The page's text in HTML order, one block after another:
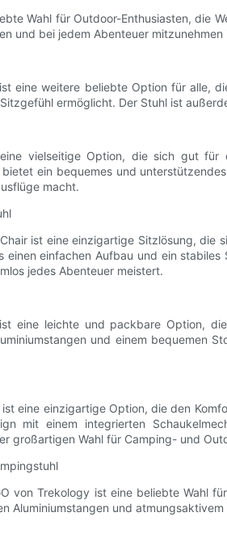
Wahl für Outdoor-Enthusiasten, die
und bei jedem Abenteuer
eine weitere beliebte Option für alle,
ermöglicht. Der Stuhl ist
vielseitige Option, die sich gut für
ein bequemes und
macht.
ist eine einzigartige Sitzlösung,
einen einfachen Aufbau und ein
jedes Abenteuer meistert.
eine leichte und packbare Option,
und einem bequemen
eine einzigartige Option, die den
mit einem integrierten
großartigen Wahl für Camping- und
von Trekology ist eine beliebte Wahl
Aluminiumstangen und